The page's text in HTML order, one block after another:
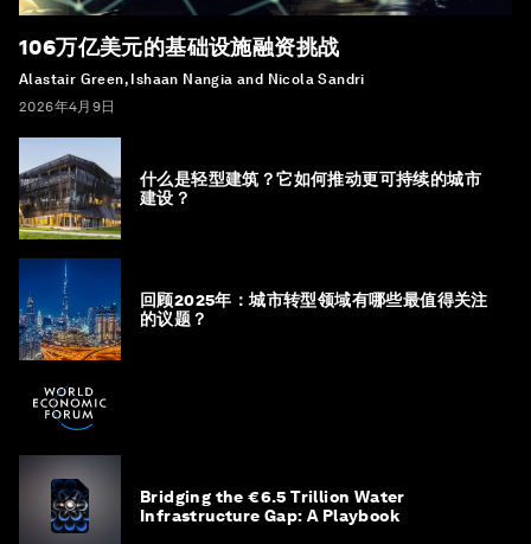
106万亿美元的基础设施融资挑战
Alastair Green, Ishaan Nangia and Nicola Sandri
2026年4月9日
什么是轻型建筑？它如何推动更可持续的城市
建设？
回顾2025年：城市转型领域有哪些最值得关注
的议题？
Bridging the €6.5 Trillion Water
Infrastructure Gap: A Playbook